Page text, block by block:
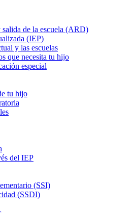
de la escuela (ARD)
(IEP)
y las escuelas
que necesita tu hijo
especial
tu hijo
del IEP
(SSI)
(SSDI)